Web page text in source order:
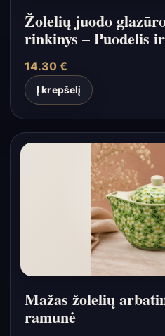
Žolelių juodo
rinkinys – Puodelis
14.30 €
Į krepšelį
Mažas žolelių
ramunė